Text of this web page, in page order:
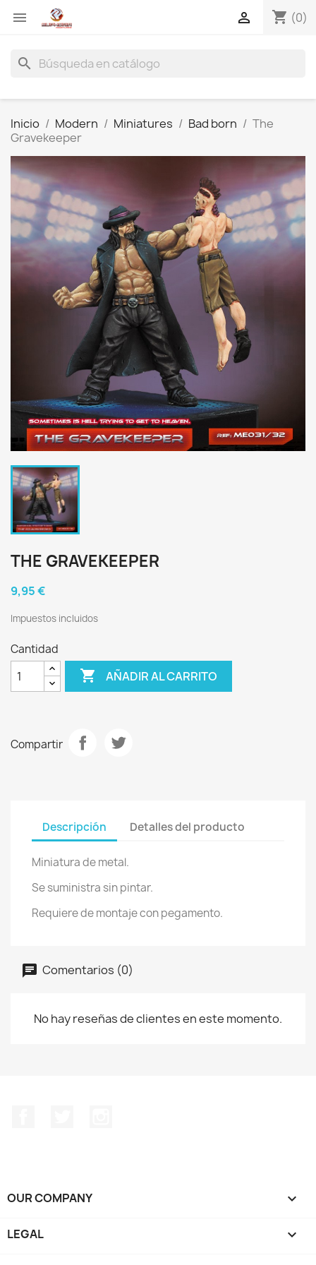
 shopping_cart (0)

search
Inicio Modern Miniatures Bad born
The
Gravekeeper
THE GRAVEKEEPER
9,95 €
Impuestos incluidos
Cantidad
 AÑADIR AL CARRITO
Compartir
Descripción Detalles del producto
Miniatura de metal.
Se suministra sin pintar.
Requiere de montaje con pegamento.
Comentarios (0)
No hay reseñas de clientes en este momento.
OUR COMPANY 
LEGAL 